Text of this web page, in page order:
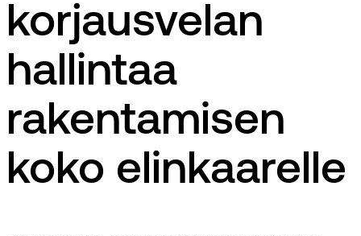
korjausvelan
hallintaa
rakentamisen
koko elinkaarelle